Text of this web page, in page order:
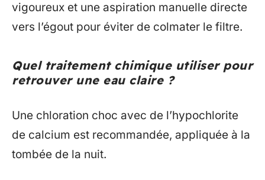
vigoureux et une aspiration manuelle directe
vers l’égout pour éviter de colmater le filtre.
Quel traitement chimique utiliser pour
retrouver une eau claire ?
Une chloration choc avec de l’hypochlorite
de calcium est recommandée, appliquée à la
tombée de la nuit.